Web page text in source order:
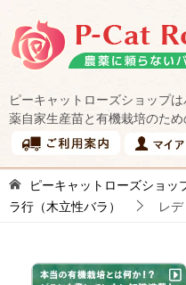
ピーキャットローズショップ
薬自家生産苗と有機栽培のた
ピーキャットローズショッ
ラ行（木立性バラ）
レ